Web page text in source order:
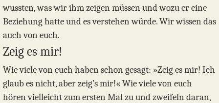
wussten, was wir ihm zeigen müssen und wozu er eine
Beziehung hatte und es verstehen würde. Wir wissen das
auch von euch.
Zeig es mir!
Wie viele von euch haben schon gesagt: »Zeig es mir! Ich
glaub es nicht, aber zeig’s mir!« Wie viele von euch
hören vielleicht zum ersten Mal zu und zweifeln daran,